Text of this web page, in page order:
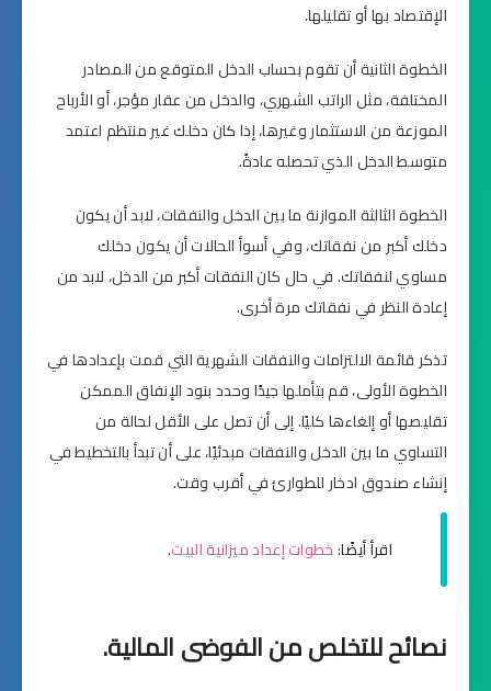
الإقتصاد بها أو تقليلها.
الخطوة الثانية أن تقوم بحساب الدخل المتوقع من المصادر
المختلفة، مثل الراتب الشهري، والدخل من عقار مؤجر، أو الأرباح
الموزعة من الاستثمار وغيرها، إذا كان دخلك غير منتظم اعتمد
متوسط الدخل الذي تحصله عادةً.
الخطوة الثالثة الموازنة ما بين الدخل والنفقات، لابد أن يكون
دخلك أكبر من نفقاتك، وفي أسوأ الحالات أن يكون دخلك
مساوي لنفقاتك. في حال كان النفقات أكبر من الدخل، لابد من
إعادة النظر في نفقاتك مرة أخرى.
تذكر قائمة الالتزامات والنفقات الشهرية التي قمت بإعدادها في
الخطوة الأولى، قم بتأملها جيدًا وحدد بنود الإنفاق الممكن
تقليصها أو إلغاءها كليًا. إلى أن تصل على الأقل لحالة من
التساوي ما بين الدخل والنفقات مبدئيًا، على أن تبدأ بالتخطيط في
إنشاء صندوق ادخار للطوارئ في أقرب وقت.
اقرأ أيضًا:خطوات إعداد ميزانية البيت.
نصائح للتخلص من الفوضى المالية.